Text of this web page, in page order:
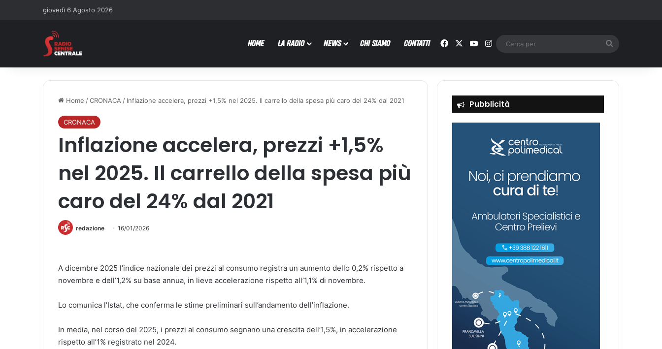
giovedì 6 Agosto 2026
HOME LA RADIO NEWS CHI SIAMO CONTATTI Facebook You TubeInstagram
Home /CRONACA / Inflazione accelera, prezzi +1,5% nel 2025. Il carrello della spesa più caro del 24% dal 2021
CRONACA
Inflazione accelera, prezzi +1,5%
nel 2025. Il carrello della spesa più
caro del 24% dal 2021
redazione 16/01/2026
A dicembre 2025 l’indice nazionale dei prezzi al consumo registra un aumento dello 0,2% rispetto a
novembre e dell’1,2% su base annua, in lieve accelerazione rispetto all’1,1% di novembre.
Lo comunica l’Istat, che conferma le stime preliminari sull’andamento dell’inflazione.
In media, nel corso del 2025, i prezzi al consumo segnano una crescita dell’1,5%, in accelerazione
rispetto all’1% registrato nel 2024.
Pubblicità